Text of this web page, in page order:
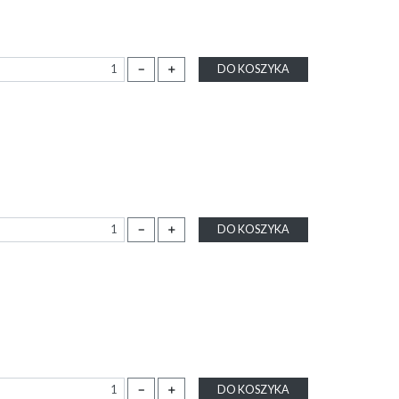
－ ＋ DO KOSZYKA
－ ＋ DO KOSZYKA
－ ＋ DO KOSZYKA